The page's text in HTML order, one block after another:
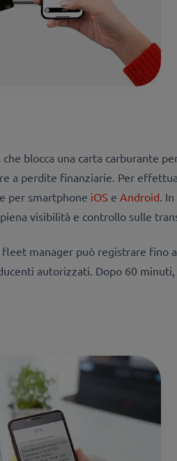
che blocca una carta
a perdite finanziarie. Per
per smartphone iOS e Android .
visibilità e controllo sulle
manager può registrare fino
autorizzati. Dopo 60